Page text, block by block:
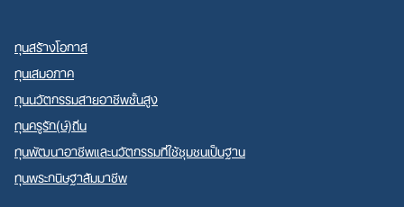
ทุนสร้างโอกาส
ทุนเสมอภาค
ทุนนวัตกรรมสายอาชีพชั้นสูง
ทุนครูรัก(ษ์)ถิ่น
ทุนพัฒนาอาชีพและนวัตกรรมที่ใช้ชุมชนเป็นฐาน
ทุนพระกนิษฐาสัมมาชีพ